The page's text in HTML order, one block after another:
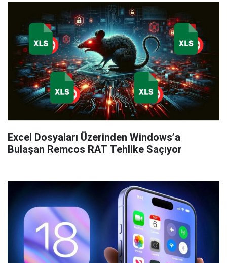
Excel Dosyaları Üzerinden Windows’a
Bulaşan Remcos RAT Tehlike Saçıyor